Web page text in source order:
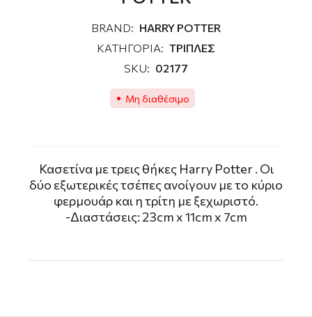
BRAND: HARRY POTTER
ΚΑΤΗΓΟΡΙΑ: ΤΡΙΠΛΕΣ
SKU: 02177
Μη διαθέσιμο
Κασετίνα με τρεις θήκες Harry Potter . Οι
δύο εξωτερικές τσέπες ανοίγουν με το κύριο
φερμουάρ και η τρίτη με ξεχωριστό.
-Διαστάσεις: 23cm x 11cm x 7cm